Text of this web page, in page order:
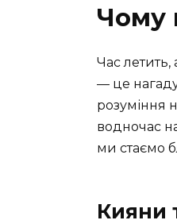
Чому
Час летить,
— це
розуміння
водночас
ми стаємо
Кияни